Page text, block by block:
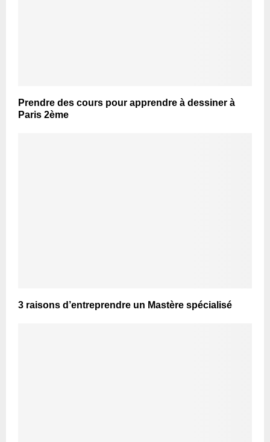
Prendre des cours pour apprendre à dessiner à
Paris 2ème
3 raisons d’entreprendre un Mastère spécialisé